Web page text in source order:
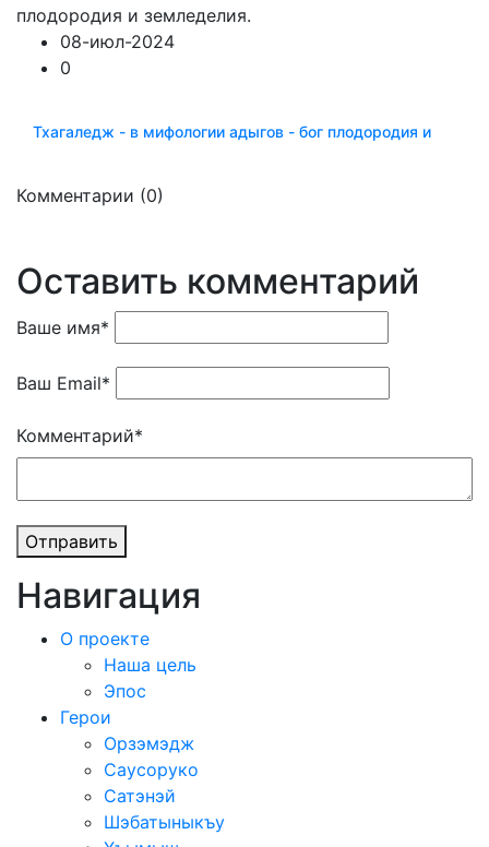
08-июл-2024
0
Тхагаледж - в мифологии адыгов - бог плодородия и
Комментарии (0)
Оставить комментарий
Ваше имя*
Ваш Email*
Комментарий*
Отправить
Навигация
О проекте
Наша цель
Эпос
Герои
Орзэмэдж
Саусоруко
Сатэнэй
Шэбатыныкъу